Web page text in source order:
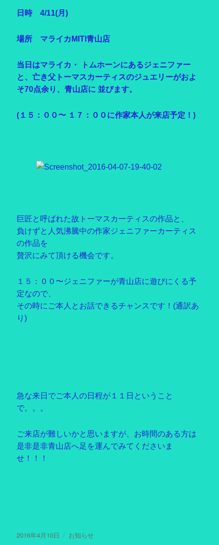
日時4/11(月)
場所 マライカ MITI青山店
当日はマライカ・ トムホーンにあるジェニファー
と、亡き父トーマスカーティスのジュエリーがおよ
そ70点余り、青山店に 並びます。
( １５：００〜 １７：００に作家本人が来店予定！)
巨匠と呼ばれた故トーマスカーティスの作品と、
負けずと人気沸騰中の作家ジェニファーカーティス
の作品を
贅沢にみて頂ける機会です。
１５：００〜ジェニファーが青山店に遊びにくる予
定なので、
その時にご本人とお話できるチャンスです！(通訳あ
り)
急な来日でご本人の日程が１１日ということ
で。。。
ご来店が難しいかと思いますが、お時間のある方は
是非是非青山店へ足を運んでみてくださいま
せ！！！
投
2016年4月10日
カ
お知らせ